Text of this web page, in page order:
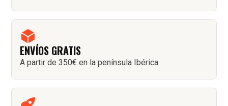
ENVÍOS GRATIS
A partir de 350€ en la península Ibérica